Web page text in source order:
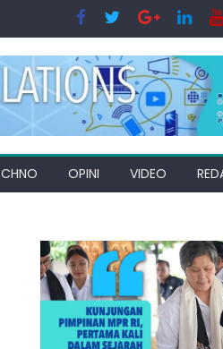
OPINI VIDEO